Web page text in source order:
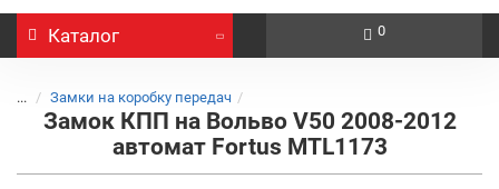
Каталог 0
... Замки на коробку передач
Замок КПП на Вольво V50 2008-2012
автомат Fortus MTL1173